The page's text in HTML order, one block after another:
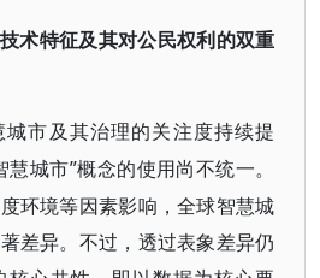
术特征及其对公民权利的双重
市及其治理的关注度持续提
慧城市”概念的使用尚不统一。
环境等因素影响，全球智慧城
差异。不过，透过表象差异仍